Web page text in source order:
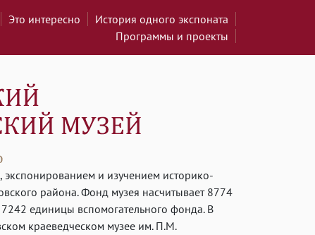
Это интересно
История одного экспоната
Программы и проекты
экспонированием и изучением историко-
района. Фонд музея насчитывает 8774
единицы вспомогательного фонда. В
краеведческом музее им. П.М.